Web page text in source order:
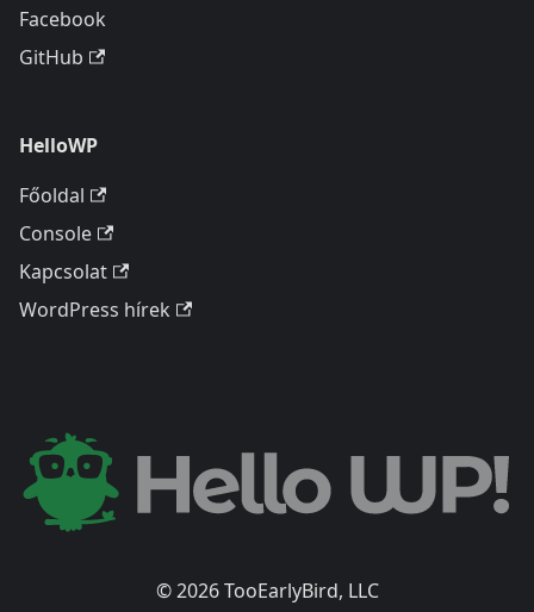
Facebook
GitHub
HelloWP
Főoldal
Console
Kapcsolat
WordPress hírek
© 2026 TooEarlyBird, LLC